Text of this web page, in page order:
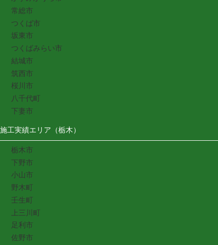
常総市
つくば市
坂東市
つくばみらい市
結城市
筑西市
桜川市
八千代町
下妻市
施工実績エリア（栃木）
栃木市
下野市
小山市
野木町
壬生町
上三川町
足利市
佐野市